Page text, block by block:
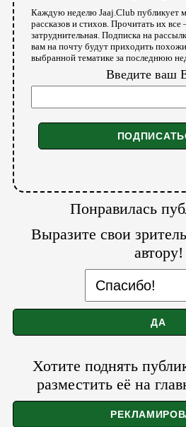
Каждую неделю Jaaj.Club публикует
рассказов и стихов. Прочитать их все
затруднительная. Подписка на
вам на почту будут приходить
выбранной тематике за последнюю
Введите ваш
Понравилась
Выразите свои
автору!
Хотите поднять
разместить её на